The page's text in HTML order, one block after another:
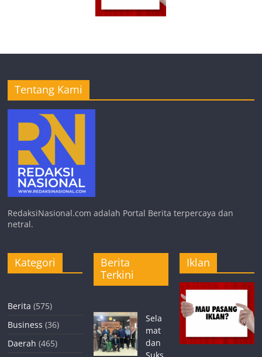
Tentang Kami
RedaksiNasional.com adalah Portal Berita terpercaya dan
netral.
Kategori
Berita (575)
Business (36)
Daerah (465)
Berita
Terkini
Sela
mat
dan
Iklan